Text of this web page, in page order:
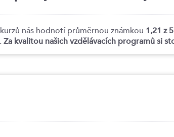
nás hodnotí průměrnou známkou 1,21 z 5
Za kvalitou našich vzdělávacích programů si